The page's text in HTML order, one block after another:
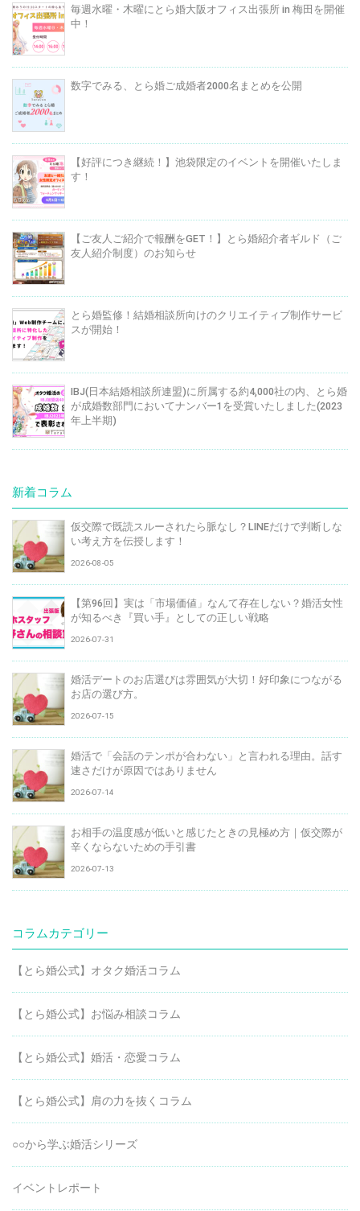
毎週水曜・木曜にとら婚大阪オフィス出張所 in 梅田を開催
中！
数字でみる、とら婚ご成婚者2000名まとめを公開
【好評につき継続！】池袋限定のイベントを開催いたしま
す！
【ご友人ご紹介で報酬をGET！】とら婚紹介者ギルド（ご
友人紹介制度）のお知らせ
とら婚監修！結婚相談所向けのクリエイティブ制作サービ
スが開始！
IBJ(日本結婚相談所連盟)に所属する約4,000社の内、とら婚
が成婚数部門においてナンバー1を受賞いたしました(2023
年上半期)
新着コラム
仮交際で既読スルーされたら脈なし？LINEだけで判断しな
い考え方を伝授します！
2026-08-05
【第96回】実は「市場価値」なんて存在しない？婚活女性
が知るべき『買い手』としての正しい戦略
2026-07-31
婚活デートのお店選びは雰囲気が大切！好印象につながる
お店の選び方。
2026-07-15
婚活で「会話のテンポが合わない」と言われる理由。話す
速さだけが原因ではありません
2026-07-14
お相手の温度感が低いと感じたときの見極め方｜仮交際が
辛くならないための手引書
2026-07-13
コラムカテゴリー
【とら婚公式】オタク婚活コラム
【とら婚公式】お悩み相談コラム
【とら婚公式】婚活・恋愛コラム
【とら婚公式】肩の力を抜くコラム
○○から学ぶ婚活シリーズ
イベントレポート